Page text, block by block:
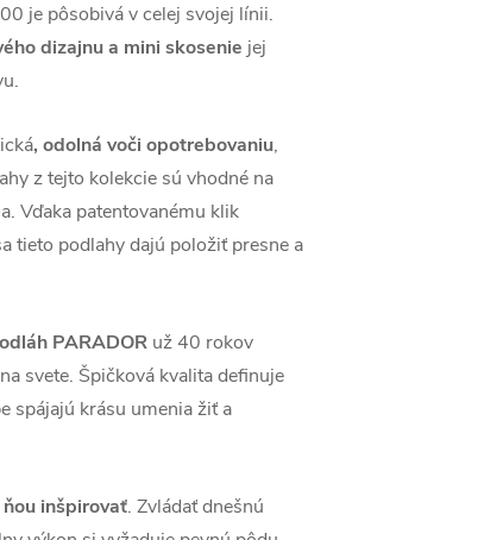
je pôsobivá v celej svojej línii.
dizajnu a mini skosenie jej
, odolná voči opotrebovaniu,
z tejto kolekcie sú vhodné na
Vďaka patentovanému klik
tieto podlahy dajú položiť presne a
PARADOR už 40 rokov
svete. Špičková kvalita definuje
spájajú krásu umenia žiť a
inšpirovať. Zvládať dnešnú